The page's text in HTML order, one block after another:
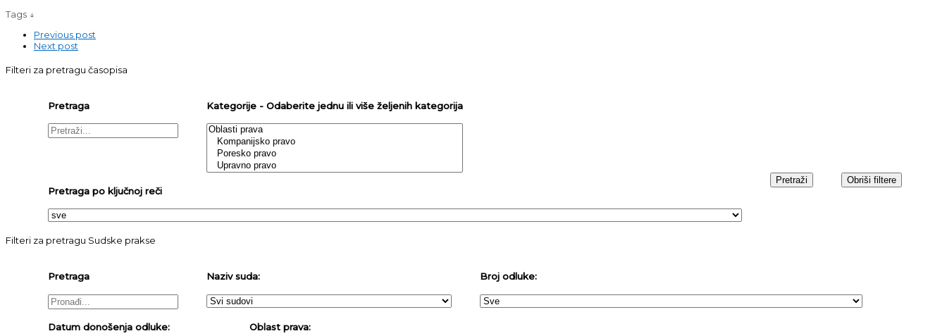
Tags ↓
Previous post
Next post
Filteri za pretragu časopisa
Pretraga Kategorije - Odaberite jednu ili više željenih kategorija
Pretraga po ključnoj reči
Filteri za pretragu Sudske prakse
Pretraga Naziv suda: Broj odluke:
Datum donošenja odluke: Oblast prava: